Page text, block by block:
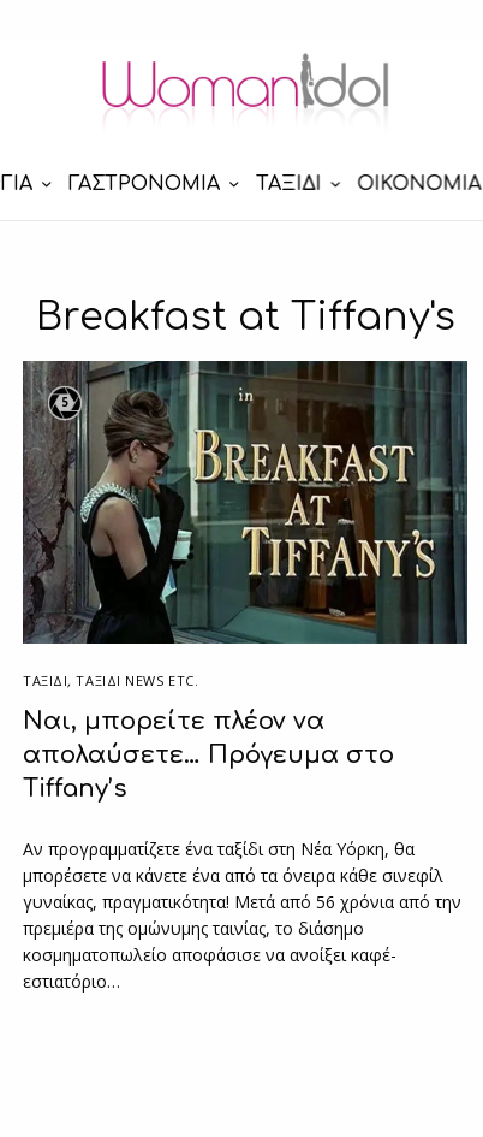
ΓΑΣΤΡΟΝΟΜΙΑ ΤΑΞΙΔΙ ΟΙΚΟΝΟΜΙΑ
Breakfast at Tiffany's
5
ΤΑΞΙΔΙ,ΤΑΞΊΔΙ NEWS ETC.
Ναι, μπορείτε πλέον να
απολαύσετε… Πρόγευμα στο
Tiffany’s
Αν προγραμματίζετε ένα ταξίδι στη Νέα Υόρκη, θα
μπορέσετε να κάνετε ένα από τα όνειρα κάθε σινεφίλ
γυναίκας, πραγματικότητα! Μετά από 56 χρόνια από την
πρεμιέρα της ομώνυμης ταινίας, το διάσημο
κοσμηματοπωλείο αποφάσισε να ανοίξει καφέ-
εστιατόριο…